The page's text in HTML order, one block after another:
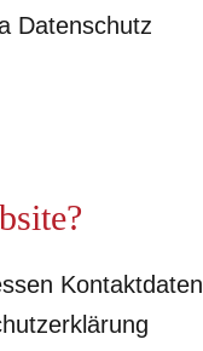
Datenschutz
Kontaktdaten